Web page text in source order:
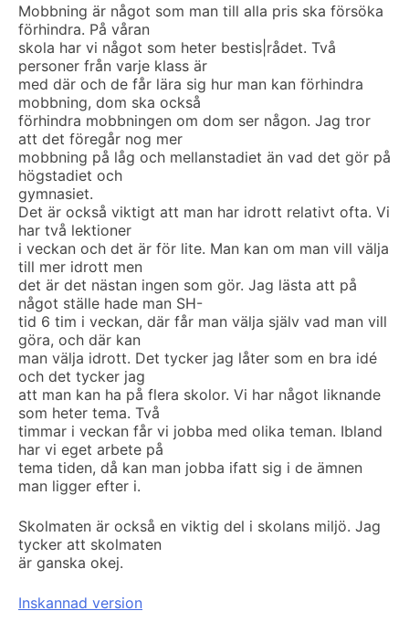
Mobbning är något som man till alla pris ska försöka
förhindra. På våran
skola har vi något som heter bestis|rådet. Två
personer från varje klass är
med där och de får lära sig hur man kan förhindra
mobbning, dom ska också
förhindra mobbningen om dom ser någon. Jag tror
att det föregår nog mer
mobbning på låg och mellanstadiet än vad det gör på
högstadiet och
gymnasiet.
Det är också viktigt att man har idrott relativt ofta. Vi
har två lektioner
i veckan och det är för lite. Man kan om man vill välja
till mer idrott men
det är det nästan ingen som gör. Jag lästa att på
något ställe hade man SH-
tid 6 tim i veckan, där får man välja själv vad man vill
göra, och där kan
man välja idrott. Det tycker jag låter som en bra idé
och det tycker jag
att man kan ha på flera skolor. Vi har något liknande
som heter tema. Två
timmar i veckan får vi jobba med olika teman. Ibland
har vi eget arbete på
tema tiden, då kan man jobba ifatt sig i de ämnen
man ligger efter i.
Skolmaten är också en viktig del i skolans miljö. Jag
tycker att skolmaten
är ganska okej.
Inskannad version